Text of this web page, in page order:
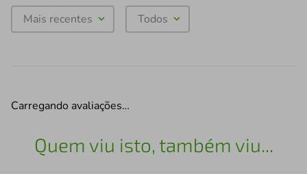
Mais recentes Todos
Carregando avaliações…
Quem viu isto, também viu...